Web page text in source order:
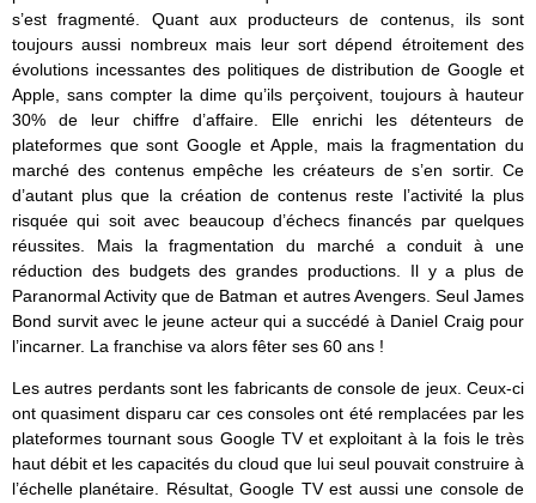
s’est fragmenté. Quant aux producteurs de contenus, ils sont
toujours aussi nombreux mais leur sort dépend étroitement des
évolutions incessantes des politiques de distribution de Google et
Apple, sans compter la dime qu’ils perçoivent, toujours à hauteur
30% de leur chiffre d’affaire. Elle enrichi les détenteurs de
plateformes que sont Google et Apple, mais la fragmentation du
marché des contenus empêche les créateurs de s’en sortir. Ce
d’autant plus que la création de contenus reste l’activité la plus
risquée qui soit avec beaucoup d’échecs financés par quelques
réussites. Mais la fragmentation du marché a conduit à une
réduction des budgets des grandes productions. Il y a plus de
Paranormal Activity que de Batman et autres Avengers. Seul James
Bond survit avec le jeune acteur qui a succédé à Daniel Craig pour
l’incarner. La franchise va alors fêter ses 60 ans !
Les autres perdants sont les fabricants de console de jeux. Ceux-ci
ont quasiment disparu car ces consoles ont été remplacées par les
plateformes tournant sous Google TV et exploitant à la fois le très
haut débit et les capacités du cloud que lui seul pouvait construire à
l’échelle planétaire. Résultat, Google TV est aussi une console de